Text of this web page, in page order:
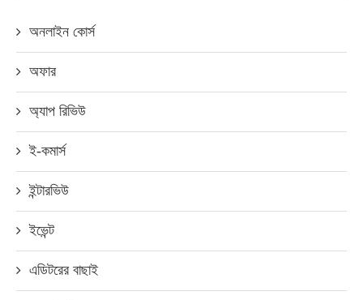
অনলাইন কোর্স
অফার
অ্যাপ রিভিউ
ই-কমার্স
ইন্টারভিউ
ইভেন্ট
এডিটরের বাছাই